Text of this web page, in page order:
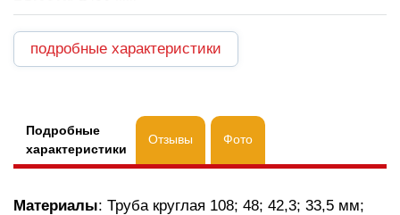
подробные характеристики
Подробные
характеристики
Отзывы Фото
Материалы: Труба круглая 108; 48; 42,3; 33,5 мм;